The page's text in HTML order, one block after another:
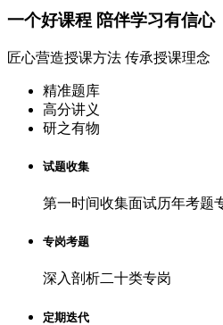
一个好课程 陪伴学习有信心
匠心营造授课方法 传承授课理念
精准题库
高分讲义
研之有物
试题收集
第一时间收集面试历年考题
专岗考题
深入剖析二十类专岗
定期迭代